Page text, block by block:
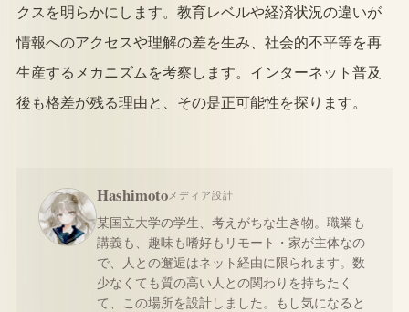
クスを明らかにします。教育レベルや経済状況の違いが
情報へのアクセスや理解の差を生み、社会的不平等を再
生産するメカニズムを考察します。インターネット普及
後も格差が残る理由と、その是正可能性を探ります。
Hashimotoメディア設計
某国立大学の学生、考えがちな生き物。職業も
講義も、趣味も嗜好もリモート・家が主体なの
で、人との邂逅はネット経由に限られます。数
少なくても質の高い人との関わりを持ちたく
て、この場所を設計しました。もし気になると